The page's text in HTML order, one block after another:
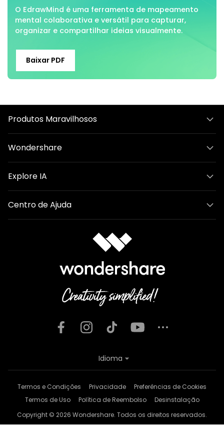
O EdrawMind é uma ferramenta de mapeamento
mental colaborativa e versátil para capturar,
organizar e compartilhar ideias visualmente.
Baixar PDF
Produtos Maravilhosos
Wondershare
Explore IA
Centro de Ajuda
Termos e Condições Privacidade
Preferências de Cookies
Termos de Uso
Política de Reembolso
Desinstalação
Copyright © 2026 Wondershare. Todos os direitos reservados.
Idioma